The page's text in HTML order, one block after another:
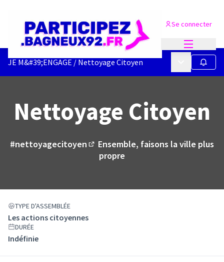
Se connecter
JE M&#39;ENGAGE / Nettoyage Citoyen Menu Suivre
Nettoyage Citoyen
#nettoyagecitoyen
(Lien externe)
Ensemble, faisons la ville plus
propre
TYPE D'ASSEMBLÉE
Les actions citoyennes
DURÉE
Indéfinie